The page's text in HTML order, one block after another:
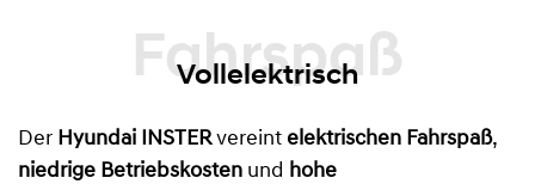
Fahrspaß
Vollelektrisch
Der Hyundai INSTERvereint elektrischen Fahrspaß,
niedrige Betriebskosten und hohe